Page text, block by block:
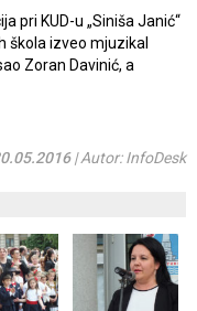
pri KUD-u „Siniša Janić“
škola izveo mjuzikal
Zoran Davinić, a
| Autor: InfoDesk